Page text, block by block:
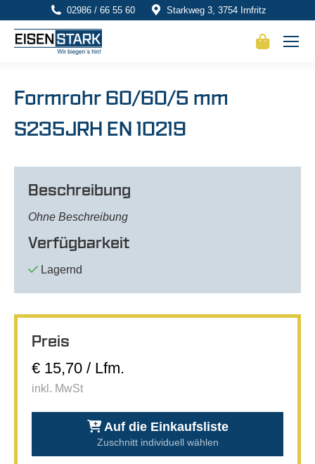
02986 / 66 55 60 Starkweg 3, 3754 Irnfritz
Formrohr 60/60/5 mm
S235JRH EN 10219
Beschreibung
Ohne Beschreibung
Verfügbarkeit
Lagernd
Preis
€ 15,70 / Lfm.
inkl. MwSt
Auf die Einkaufsliste
Zuschnitt individuell wählen